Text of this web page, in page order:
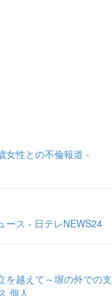
女性との不倫報道 -
ース - 日テレNEWS24
を越えて～塀の外での支
個人